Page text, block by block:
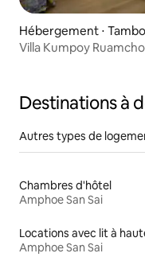
Hébergement ⋅
Villa Kumpoy
Destinations à
Autres types de
Chambres d'hôtel
Amphoe San Sai
Amphoe San Sai